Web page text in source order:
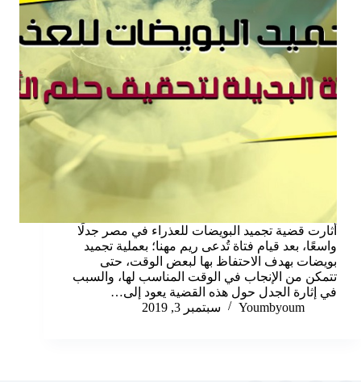
أثارت قضية تجميد البويضات للعذراء في مصر جدلًا
واسعًا، بعد قيام فتاة تُدعى ريم مهنا؛ بعملية تجميد
بويضات بهدف الاحتفاظ بها لبعض الوقت، حتى
تتمكن من الإنجاب في الوقت المناسب لها، والسبب
في إثارة الجدل حول هذه القضية يعود إلى…
Youmbyoum
سبتمبر 3, 2019